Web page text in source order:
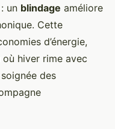
un blindage améliore
Cette
d’énergie,
hiver rime avec
des